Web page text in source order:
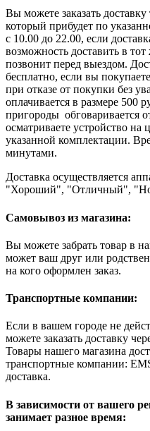
Вы можете заказать
который прибудет по
с 10.00 до 22.00, если
возможность доставить в
позвонит перед выездом.
бесплатно, если вы
при отказе от покупки без
оплачивается в размере 500
пригороды обговаривается
осматриваете устройство на
указанной комплектации.
минутами.
Доставка осуществляется
"Хороший", "Отличный",
Самовывоз из магазина:
Вы можете забрать товар в
может ваш друг или
на кого оформлен заказ.
Транспортные компании:
Если в вашем городе не
можете заказать доставку
Товары нашего магазина
транспортные компании:
доставка.
В зависимости от вашего
занимает разное время: